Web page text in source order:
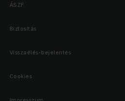
ÁSZF
Biztosítás
Visszaélés-bejelentés
Cookies